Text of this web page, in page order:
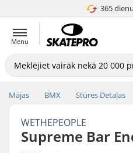
365 4.8
Menu
Mājas BMX Stūres Detaļas
WETHEPEOPLE
Supreme Bar